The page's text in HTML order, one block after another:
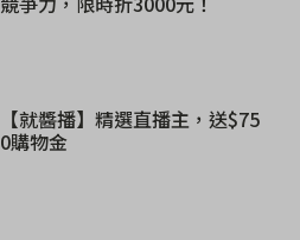
【就醬播】精選直播主，送$75
0購物金